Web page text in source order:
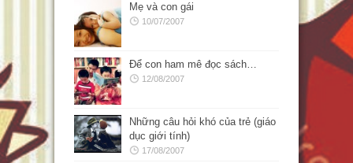
Mẹ và con gái
10/07/2007
Để con ham mê đọc sách…
12/08/2007
Những câu hỏi khó của trẻ (giáo
dục giới tính)
17/08/2007